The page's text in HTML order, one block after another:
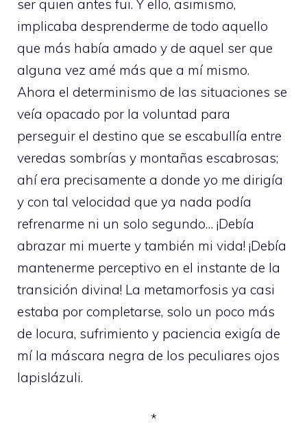
ser quien antes fui. Y ello, asimismo,
implicaba desprenderme de todo aquello
que más había amado y de aquel ser que
alguna vez amé más que a mí mismo.
Ahora el determinismo de las situaciones se
veía opacado por la voluntad para
perseguir el destino que se escabullía entre
veredas sombrías y montañas escabrosas;
ahí era precisamente a donde yo me dirigía
y con tal velocidad que ya nada podía
refrenarme ni un solo segundo… ¡Debía
abrazar mi muerte y también mi vida! ¡Debía
mantenerme perceptivo en el instante de la
transición divina! La metamorfosis ya casi
estaba por completarse, solo un poco más
de locura, sufrimiento y paciencia exigía de
mí la máscara negra de los peculiares ojos
lapislázuli.
*